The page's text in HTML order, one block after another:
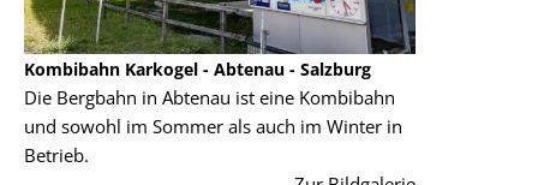
Kombibahn Karkogel - Abtenau - Salzburg
Die Bergbahn in Abtenau ist eine Kombibahn
und sowohl im Sommer als auch im Winter in
Betrieb.